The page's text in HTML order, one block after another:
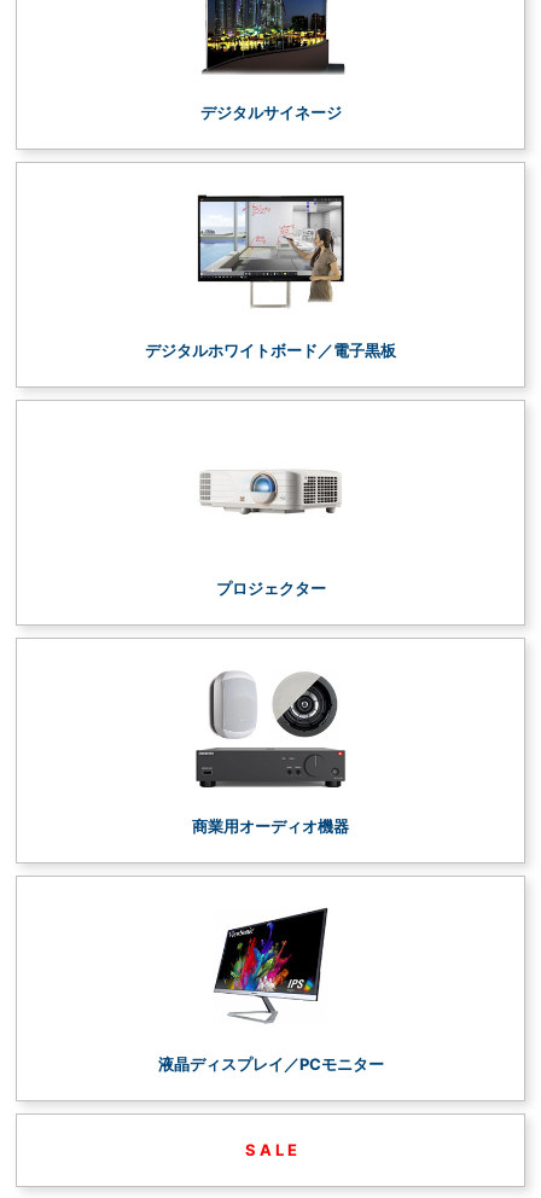
デジタルサイネージ
デジタルホワイトボード／電子黒板
プロジェクター
商業用オーディオ機器
液晶ディスプレイ／PCモニター
S A L E